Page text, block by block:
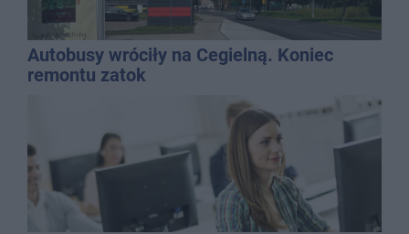
Autobusy wróciły na Cegielną. Koniec
remontu zatok